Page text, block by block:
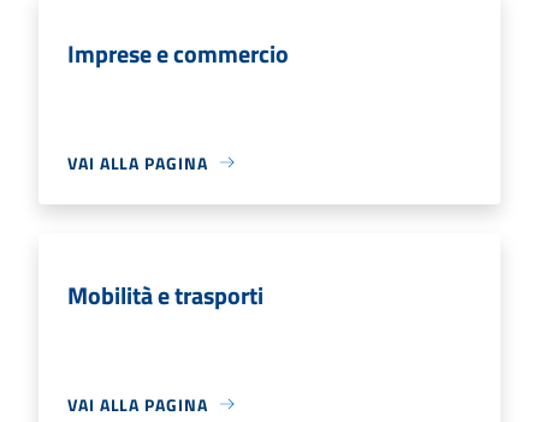
Imprese e commercio
VAI ALLA PAGINA
Mobilità e trasporti
VAI ALLA PAGINA